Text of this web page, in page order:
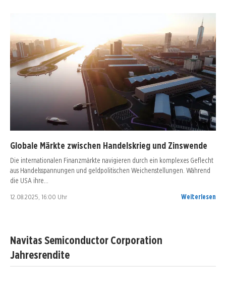
Globale Märkte zwischen Handelskrieg und Zinswende
Die internationalen Finanzmärkte navigieren durch ein komplexes Geflecht
aus Handelsspannungen und geldpolitischen Weichenstellungen. Während
die USA ihre…
12.08.2025, 16:00 Uhr Weiterlesen
Navitas Semiconductor Corporation
Jahresrendite